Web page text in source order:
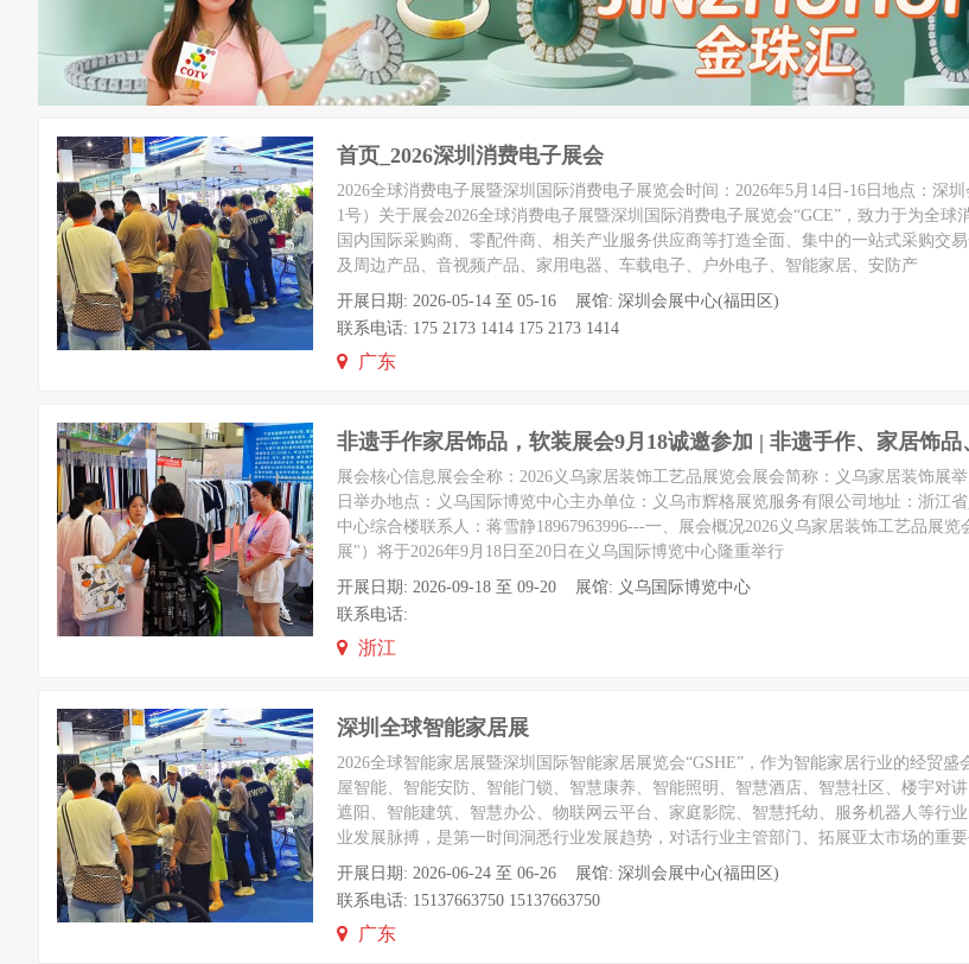
首页_2026深圳消费电子展会
2026全球消费电子展暨深圳国际消费电子展览会时间：2026年5月14日-16日地点：深
1号）关于展会2026全球消费电子展暨深圳国际消费电子展览会“GCE”，致力于为全球
国内国际采购商、零配件商、相关产业服务供应商等打造全面、集中的一站式采购交
及周边产品、音视频产品、家用电器、车载电子、户外电子、智能家居、安防产
开展日期: 2026-05-14 至 05-16 展馆: 深圳会展中心(福田区)
联系电话: 175 2173 1414 175 2173 1414
广东
非遗手作家居饰品，软装展会9月18诚邀参加 | 非遗手作、家居饰品
展会核心信息展会全称：2026义乌家居装饰工艺品展览会展会简称：义乌家居装饰展
日举办地点：义乌国际博览中心主办单位：义乌市辉格展览服务有限公司地址：浙江
中心综合楼联系人：蒋雪静18967963996---一、展会概况2026义乌家居装饰工艺品展
展"）将于2026年9月18日至20日在义乌国际博览中心隆重举行
开展日期: 2026-09-18 至 09-20 展馆: 义乌国际博览中心
联系电话:
浙江
深圳全球智能家居展
2026全球智能家居展暨深圳国际智能家居展览会“GSHE”，作为智能家居行业的经贸
屋智能、智能安防、智能门锁、智慧康养、智能照明、智慧酒店、智慧社区、楼宇对
遮阳、智能建筑、智慧办公、物联网云平台、家庭影院、智慧托幼、服务机器人等行
业发展脉搏，是第一时间洞悉行业发展趋势，对话行业主管部门、拓展亚太市场的重
开展日期: 2026-06-24 至 06-26 展馆: 深圳会展中心(福田区)
联系电话: 15137663750 15137663750
广东